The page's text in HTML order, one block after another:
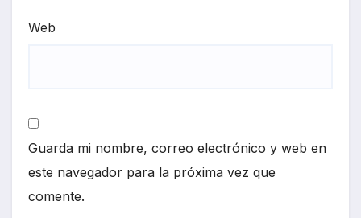
Web
Guarda mi nombre, correo electrónico y web en
este navegador para la próxima vez que
comente.